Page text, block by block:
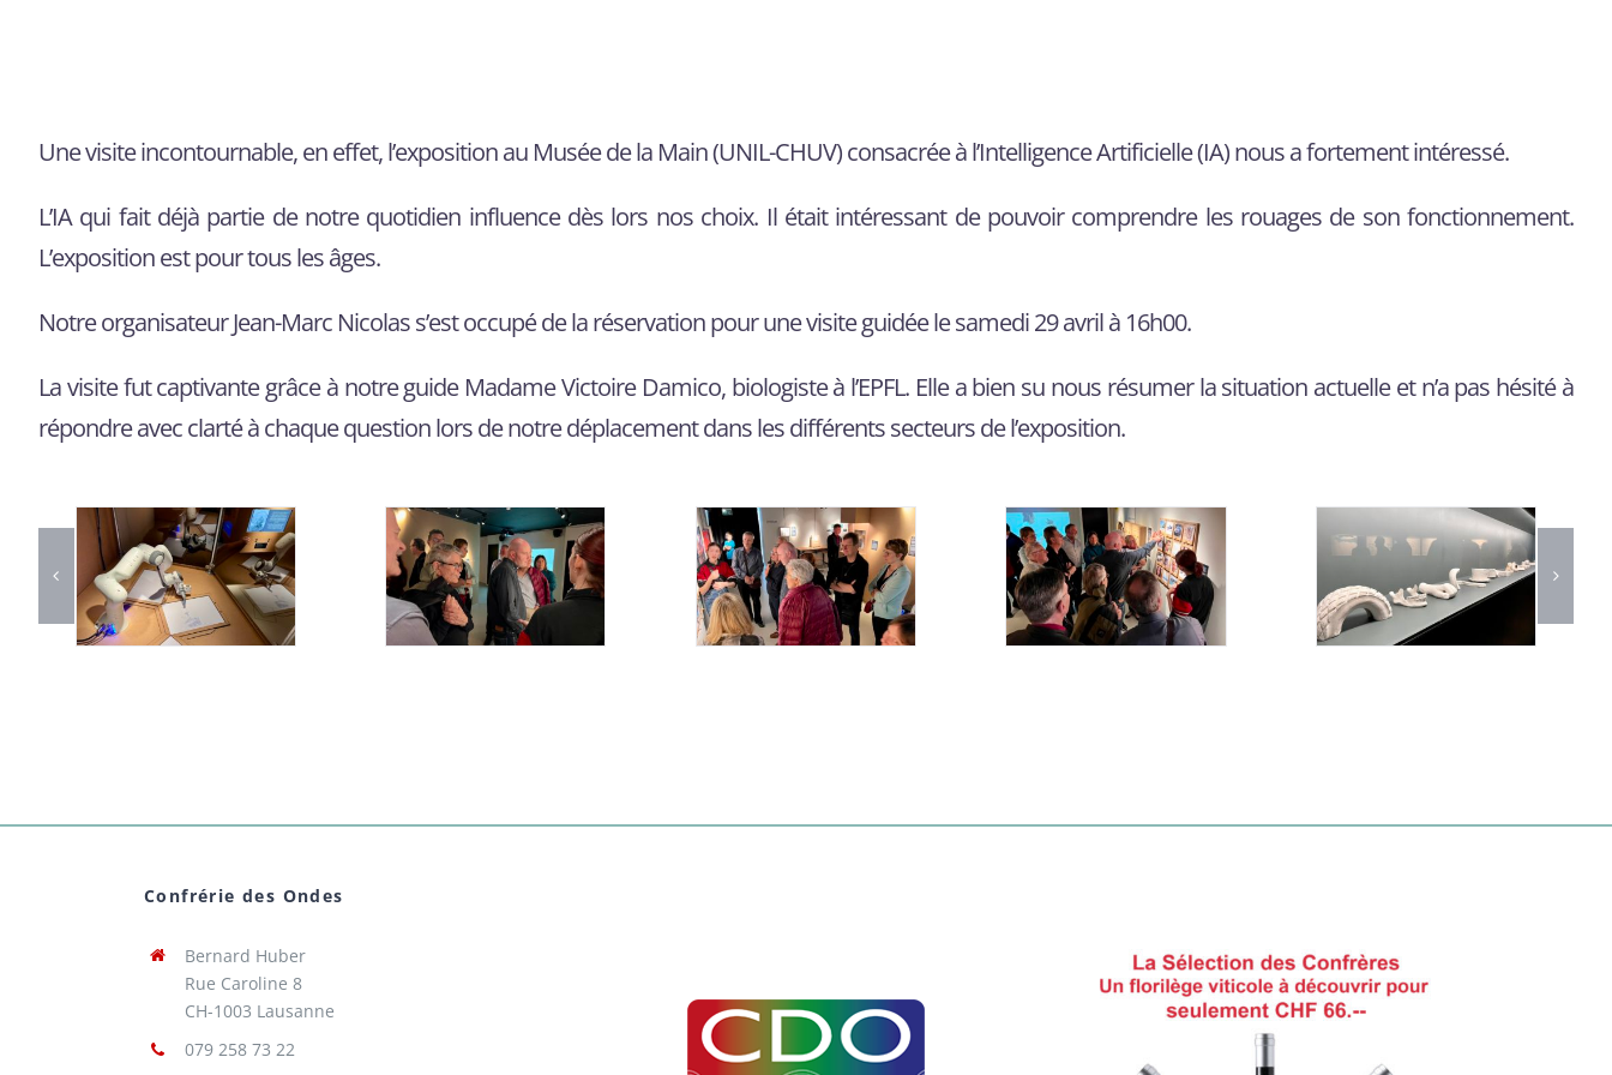
Une visite incontournable, en effet, l’exposition au Musée de la Main (UNIL-CHUV) consacrée à l’Intelligence Artificielle (IA) nous a fortement intéressé.
L’IA qui fait déjà partie de notre quotidien influence dès lors nos choix. Il était intéressant de pouvoir comprendre les rouages de son fonctionnement.
L’exposition est pour tous les âges.
Notre organisateur Jean-Marc Nicolas s’est occupé de la réservation pour une visite guidée le samedi 29 avril à 16h00.
La visite fut captivante grâce à notre guide Madame Victoire Damico, biologiste à l’EPFL. Elle a bien su nous résumer la situation actuelle et n’a pas hésité à
répondre avec clarté à chaque question lors de notre déplacement dans les différents secteurs de l’exposition.
Confrérie des Ondes
Bernard Huber
Rue Caroline 8
CH-1003 Lausanne
079 258 73 22